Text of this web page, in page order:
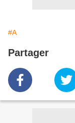
#A
Partager